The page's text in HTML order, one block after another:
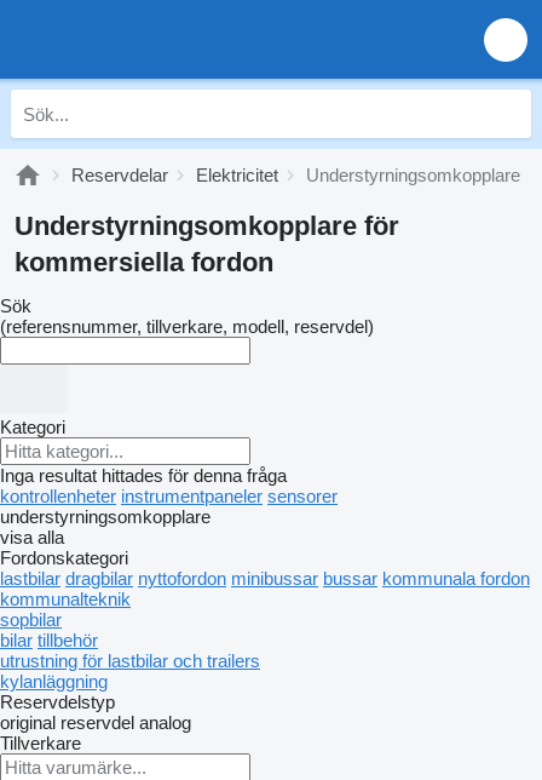
Reservdelar Elektricitet Understyrningsomkopplare
Understyrningsomkopplare för
kommersiella fordon
Sök
(referensnummer, tillverkare, modell, reservdel)
Kategori
Inga resultat hittades för denna fråga
kontrollenheter instrumentpaneler sensorer
understyrningsomkopplare
visa alla
Fordonskategori
lastbilar dragbilar nyttofordon minibussar bussar kommunala fordon
kommunalteknik
sopbilar
bilar tillbehör
utrustning för lastbilar och trailers
kylanläggning
Reservdelstyp
original reservdel analog
Tillverkare